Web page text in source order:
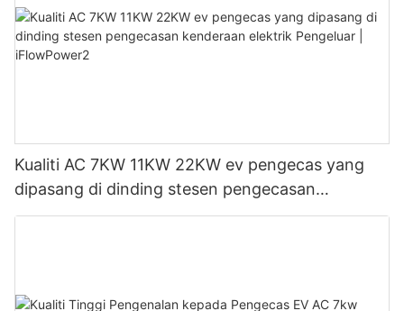
Kualiti AC 7KW 11KW 22KW ev pengecas yang
dipasang di dinding stesen pengecasan
kenderaan elektrik Pengeluar | iFlowPower2